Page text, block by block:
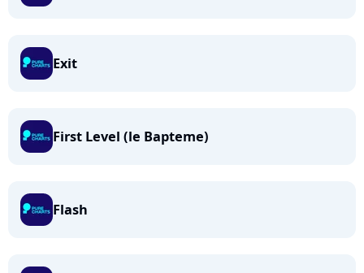
Exit
First Level (le Bapteme)
Flash